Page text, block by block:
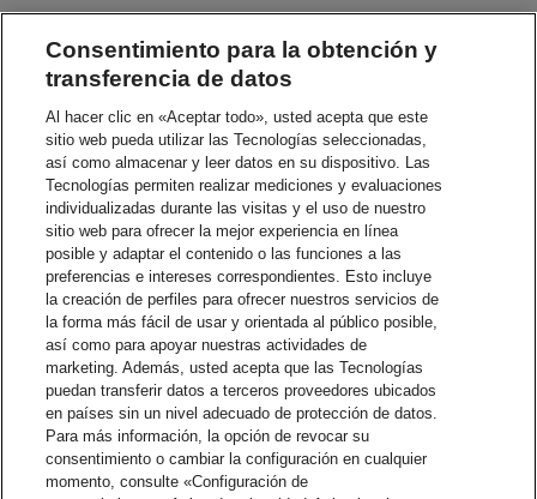
Usted puede trabajar frecuentemente con socios de confianza
y tener la certeza que son remitentes legítimos.
Nuestra función
Dominio Autorizado
le permite definir
aquéllos dominios de correo electrónico de sus asociados y
automatizar las solicitudes de autorización.
Esos remitentes pueden comenzar a enviar en forma inmediata
sin aguardar a que su administrador de cuenta apruebe.
Rechazos automatizados
Ideal para minimizar las solicitudes de uso de cuenta por parte
de remitentes no confiables. Nuestra funciónMi Dominio
permite definir dominios de correo electrónico que usted
autoriza, de modo que todo el resto de las solicitudes de
dominio sean automáticamente rechazadas.
¡Benefíciese de las opciones de protección de cuentas de
importación de DHL eSecure! Para comenzar, contacte al equipo de
soporte de DHLcontacte al equipo de soporte de DHL
Contáctenos
Más acerca de la protección de la cuenta.
Consentimiento para la obtención y
transferencia de datos
Al hacer clic en «Aceptar todo», usted acepta que este
sitio web pueda utilizar las Tecnologías seleccionadas,
así como almacenar y leer datos en su dispositivo. Las
Tecnologías permiten realizar mediciones y evaluaciones
individualizadas durante las visitas y el uso de nuestro
sitio web para ofrecer la mejor experiencia en línea
posible y adaptar el contenido o las funciones a las
preferencias e intereses correspondientes. Esto incluye
la creación de perfiles para ofrecer nuestros servicios de
la forma más fácil de usar y orientada al público posible,
así como para apoyar nuestras actividades de
marketing. Además, usted acepta que las Tecnologías
puedan transferir datos a terceros proveedores ubicados
en países sin un nivel adecuado de protección de datos.
Para más información, la opción de revocar su
consentimiento o cambiar la configuración en cualquier
momento, consulte «Configuración de